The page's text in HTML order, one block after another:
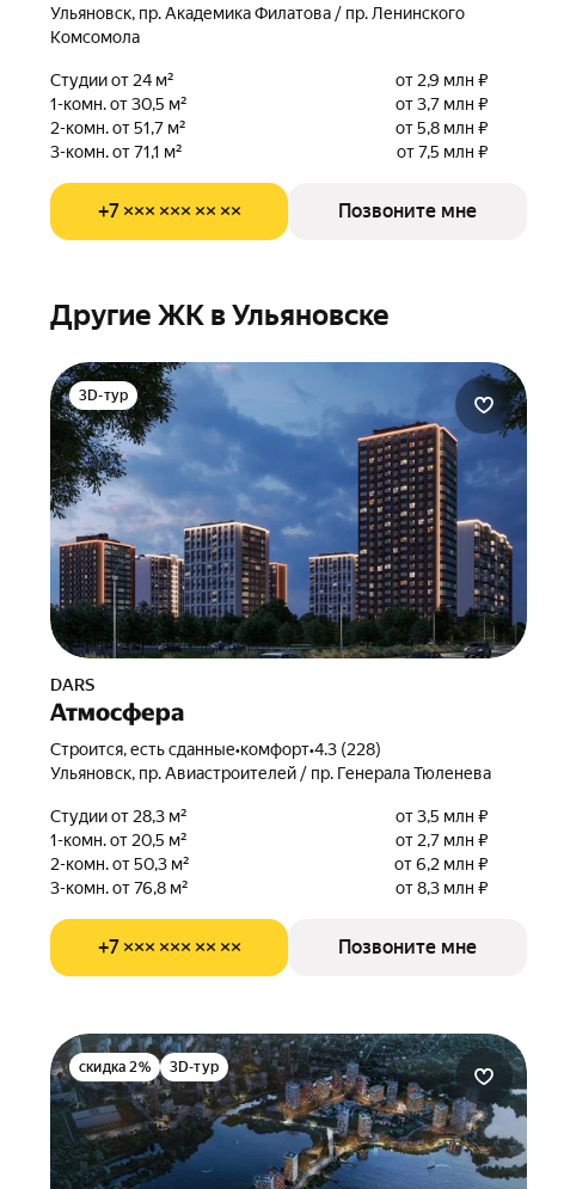
Ульяновск, пр. Академика Филатова / пр. Ленинского
Комсомола
Студии от 24 м²
от 2,9 млн ₽
1-комн. от 30,5 м²
от 3,7 млн ₽
2-комн. от 51,7 м²
от 5,8 млн ₽
3-комн. от 71,1 м²
от 7,5 млн ₽
+7 ××× ××× ×× ×× Позвоните мне
Другие ЖК в Ульяновске
3D-тур
DARS
Атмосфера
Строится, есть сданные•комфорт•4.3 (228)
Ульяновск, пр. Авиастроителей / пр. Генерала Тюленева
Студии от 28,3 м²
от 3,5 млн ₽
1-комн. от 20,5 м²
от 2,7 млн ₽
2-комн. от 50,3 м²
от 6,2 млн ₽
3-комн. от 76,8 м²
от 8,3 млн ₽
+7 ××× ××× ×× ×× Позвоните мне
скидка 2% 3D-тур